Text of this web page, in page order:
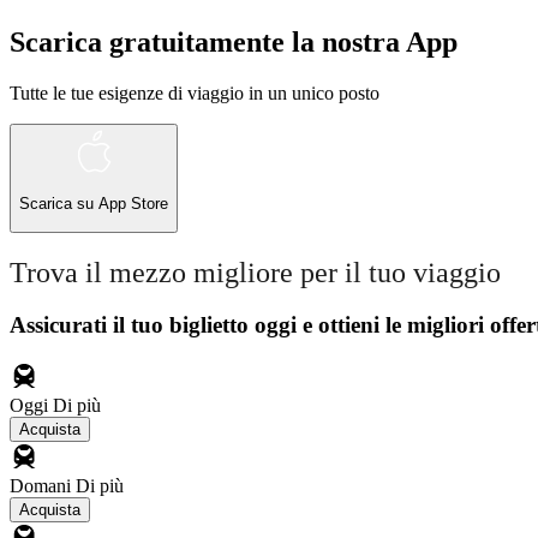
Scarica gratuitamente la nostra App
Tutte le tue esigenze di viaggio in un unico posto
Scarica su App Store
Trova il mezzo migliore per il tuo viaggio
Assicurati il ​​tuo biglietto oggi e ottieni le migliori
Oggi Di più
Acquista
Domani Di più
Acquista